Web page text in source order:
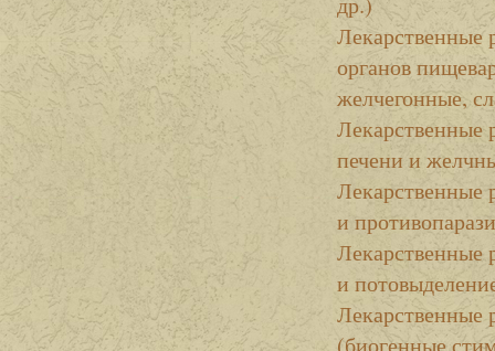
Лекарственные
органов
желчегонные,
Лекарственные
печени и
Лекарственные
и
Лекарственные
и
Лекарственные
(биогенные